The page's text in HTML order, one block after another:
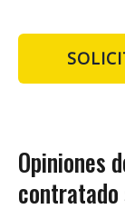
Opiniones